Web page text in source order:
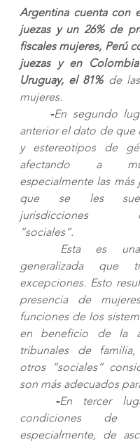
Argentina cuenta con
juezas y un 26% de
fiscales mujeres, Perú
juezas y en
Uruguay, el 81% de las
mujeres.
-En segundo
anterior el dato de que
y estereotipos de
afectando a
especialmente las
que se les
jurisdicciones
“sociales”.
Esta es
generalizada que
excepciones. Esto
presencia de
funciones de los
en beneficio de la
tribunales de
otros “sociales”
son más adecuados
-En tercer
condiciones de
especialmente, de